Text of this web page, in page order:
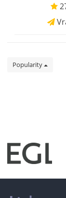
Popularity